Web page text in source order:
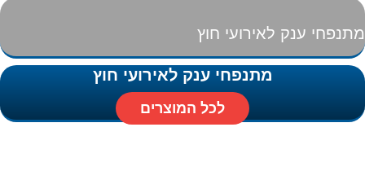
מתנפחי ענק לאירועי חוץ
מתנפחי ענק לאירועי חוץ
לכל המוצרים